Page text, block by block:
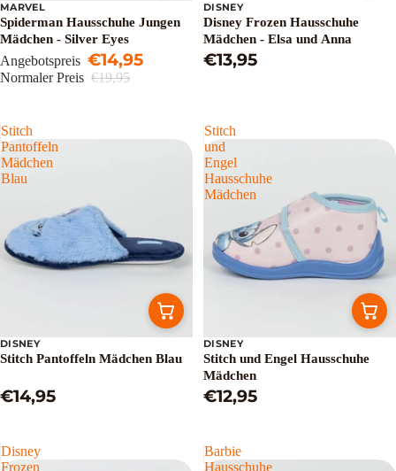
Sale
MARVEL
Spiderman Hausschuhe Jungen
Mädchen - Silver Eyes
Angebotspreis €14,95
Normaler Preis €19,95
DISNEY
Disney Frozen Hausschuhe
Mädchen - Elsa und Anna
€13,95
Stitch
Pantoffeln
Mädchen
Blau
DISNEY
Stitch Pantoffeln Mädchen Blau
€14,95
Stitch
und
Engel
Hausschuhe
Mädchen
DISNEY
Stitch und Engel Hausschuhe
Mädchen
€12,95
Disney
Frozen
Barbie
Hausschuhe